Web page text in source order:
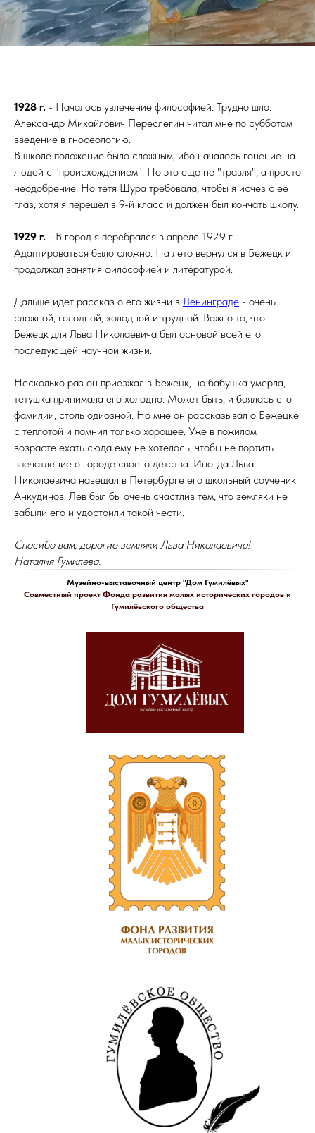
1928 г. - Началось увлечение философией. Трудно шло.
Александр Михайлович Переслегин читал мне по субботам
введение в гносеологию.
В школе положение было сложным, ибо началось гонение на
людей с "происхождением". Но это еще не "травля", а просто
неодобрение. Но тетя Шура требовала, чтобы я исчез с её
глаз, хотя я перешел в 9-й класс и должен был кончать школу.
1929 г. - В город я перебрался в апреле 1929 г.
Адаптироваться было сложно. На лето вернулся в Бежецк и
продолжал занятия философией и литературой.
Дальше идет рассказ о его жизни в Ленинграде - очень
сложной, голодной, холодной и трудной. Важно то, что
Бежецк для Льва Николаевича был основой всей его
последующей научной жизни.
Несколько раз он приезжал в Бежецк, но бабушка умерла,
тетушка принимала его холодно. Может быть, и боялась его
фамилии, столь одиозной. Но мне он рассказывал о Бежецке
с теплотой и помнил только хорошее. Уже в пожилом
возрасте ехать сюда ему не хотелось, чтобы не портить
впечатление о городе своего детства. Иногда Льва
Николаевича навещал в Петербурге его школьный соученик
Анкудинов. Лев был бы очень счастлив тем, что земляки не
забыли его и удостоили такой чести.
Спасибо вам, дорогие земляки Льва Николаевича!
Наталия Гумилева.
Музейно-выставочный центр "Дом Гумилёвых"
Совместный проект Фонда развития малых исторических городов и
Гумилёвского общества